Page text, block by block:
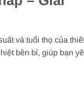
và tuổi thọ của
bền bỉ, giúp bạn